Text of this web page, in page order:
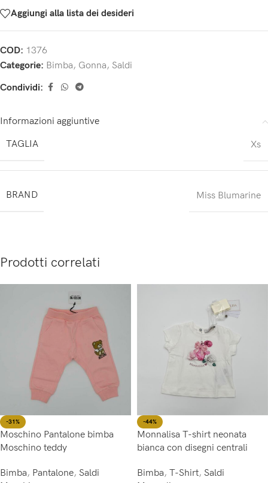
Aggiungi alla lista dei desideri
COD: 1376
Categorie: Bimba, Gonna, Saldi
Condividi:
Informazioni aggiuntive
TAGLIA
Xs
BRAND Miss Blumarine
Prodotti correlati
-31%
Moschino Pantalone bimba
Moschino teddy
Bimba, Pantalone, Saldi
-44%
Monnalisa T-shirt neonata
bianca con disegni centrali
Bimba, T-Shirt, Saldi